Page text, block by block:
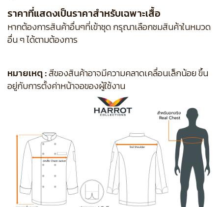
ราคาที่แสดงเป็นราคาสำหรับเฉพาะเสื้อ
หากต้องการสินค้าอื่นๆที่เข้าชุด กรุณาเลือกชมสินค้าในหมวด
อื่น ๆ ได้ตามต้องการ
หมายเหตุ :สีของสินค้าอาจมีความคลาดเคลื่อนเล็กน้อย ขึ้น
อยู่กับการตั้งค่าหน้าจอของผู้ใช้งาน